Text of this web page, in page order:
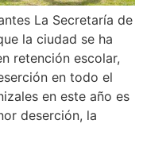
La Secretaría de
la ciudad se ha
retención escolar,
en todo el
en este año es
deserción, la